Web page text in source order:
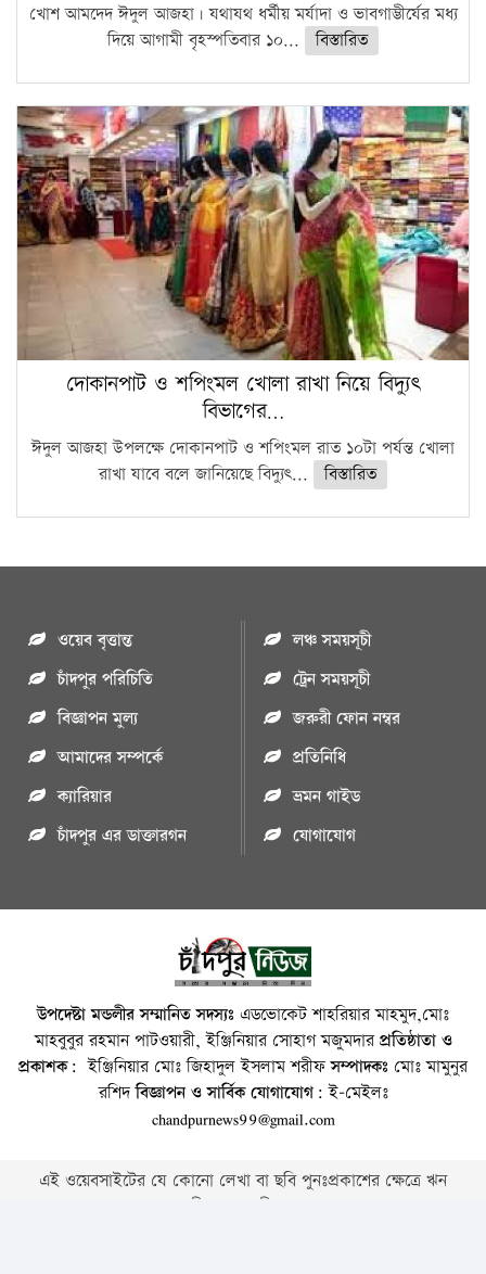
খোশ আমদেদ ঈদুল আজহা। যথাযথ ধর্মীয় মর্যাদা ও ভাবগাম্ভীর্যের মধ্য
দিয়ে আগামী বৃহস্পতিবার ১০...
বিস্তারিত
দোকানপাট ও শপিংমল খোলা রাখা নিয়ে বিদ্যুৎ
বিভাগের…
ঈদুল আজহা উপলক্ষে দোকানপাট ও শপিংমল রাত ১০টা পর্যন্ত খোলা
রাখা যাবে বলে জানিয়েছে বিদ্যুৎ...
বিস্তারিত
ওয়েব বৃত্তান্ত
চাঁদপুর পরিচিতি
বিজ্ঞাপন মুল্য
আমাদের সম্পর্কে
ক্যারিয়ার
চাঁদপুর এর ডাক্তারগন
লঞ্চ সময়সূচী
ট্রেন সময়সূচী
জরুরী ফোন নম্বর
প্রতিনিধি
ভ্রমন গাইড
যোগাযোগ
উপদেষ্টা মন্ডলীর সম্মানিত সদস্যঃ এডভোকেট শাহরিয়ার মাহমুদ,মোঃ
মাহবুবুর রহমান পাটওয়ারী, ইঞ্জিনিয়ার সোহাগ মজুমদারপ্রতিষ্ঠাতা ও
প্রকাশক: ইঞ্জিনিয়ার মোঃ জিহাদুল ইসলাম শরীফসম্পাদকঃ মোঃ মামুনুর
রশিদবিজ্ঞাপন ও সার্বিক যোগাযোগ: ই-মেইলঃ
chandpurnews99@gmail.com
এই ওয়েবসাইটের যে কোনো লেখা বা ছবি পুনঃপ্রকাশের ক্ষেত্রে ঋন
স্বীকার বাঞ্চনীয় ।